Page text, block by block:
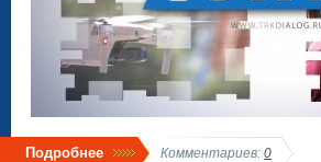
Подробнее Комментариев: 0